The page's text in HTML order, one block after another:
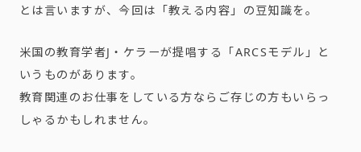
とは言いますが、今回は「教える内容」の豆知識を。
米国の教育学者J・ケラーが提唱する「ARCSモデル」
と
いうものがあります。
教育関連のお仕事をしている方ならご存じの方もいらっ
しゃるかも しれません。